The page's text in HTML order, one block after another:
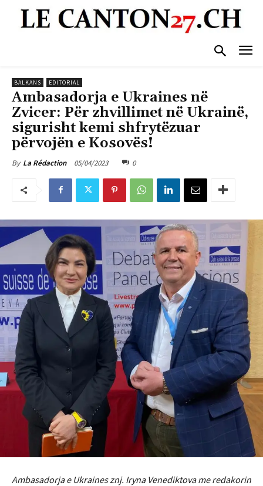
BALKANS EDITORIAL
Ambasadorja e Ukraines në
Zvicer: Për zhvillimet në Ukrainë,
sigurisht kemi shfrytëzuar
përvojën e Kosovës!
By La Rédaction 05/04/2023 0
Ambasadorja e Ukraines znj. Iryna Venediktova me redakorin